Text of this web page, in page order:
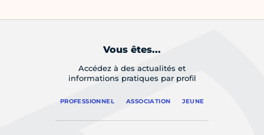
Vous êtes...
Accédez à des actualités et
informations pratiques par profil
PROFESSIONNEL ASSOCIATION JEUNE